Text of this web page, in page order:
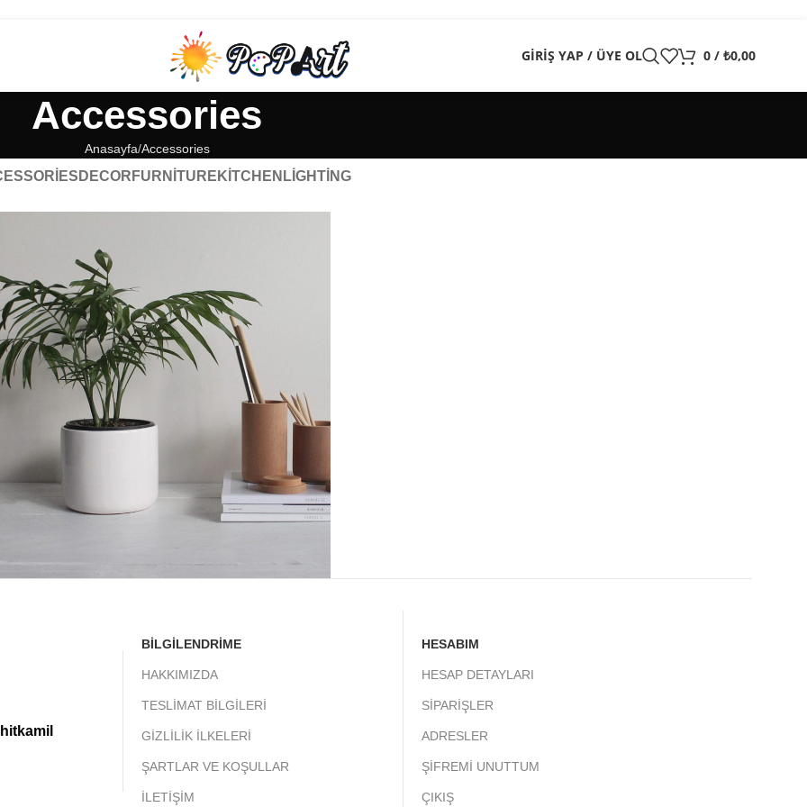
GIRIŞ YAP / ÜYE OL 0 / ₺0,00
Accessories
Anasayfa Accessories
DECOR FURNITURE KITCHEN LIGHTING
BİLGİLENDRİME
HAKKIMIZDA
TESLİMAT BİLGİLERİ
GİZLİLİK İLKELERİ
ŞARTLAR VE KOŞULLAR
İLETİŞİM
HESABIM
HESAP DETAYLARI
SİPARİŞLER
ADRESLER
ŞİFREMİ UNUTTUM
ÇIKIŞ